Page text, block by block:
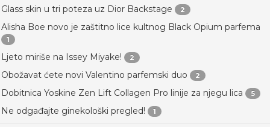
Glass skin u tri poteza uz Dior Backstage 2
Alisha Boe novo je zaštitno lice kultnog Black Opium parfema
1
Ljeto miriše na Issey Miyake! 2
Obožavat ćete novi Valentino parfemski duo 2
Dobitnica Yoskine Zen Lift Collagen Pro linije za njegu lica 5
Ne odgađajte ginekološki pregled! 1